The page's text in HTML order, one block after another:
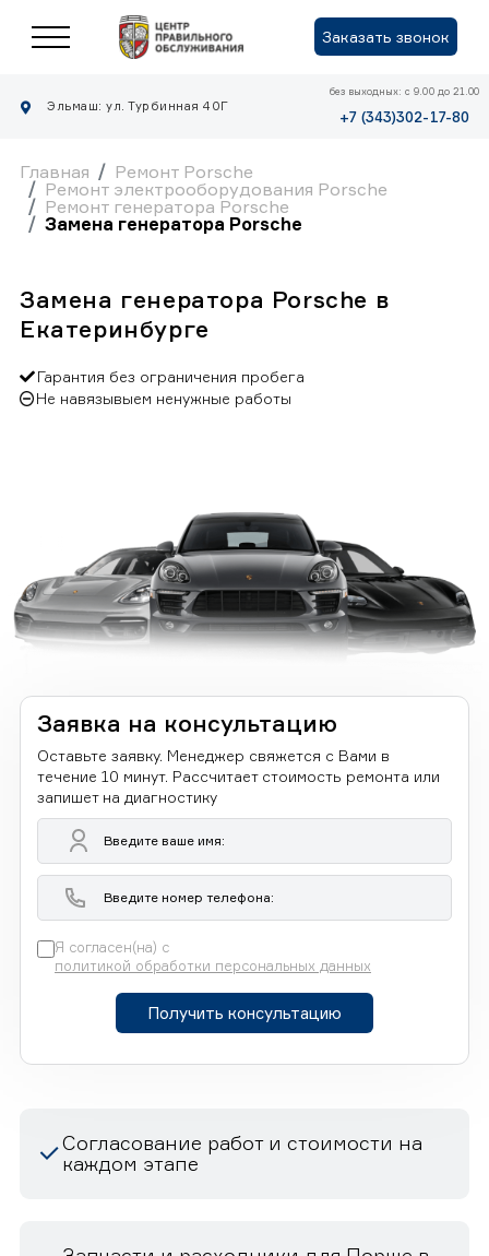
Заказать звонок
Эльмаш: ул. Турбинная 40Г
без выходных: с 9.00 до 21.00
+7 (343)302-17-80
Главная
Ремонт Porsche
Ремонт электрооборудования Porsche
Ремонт генератора Porsche
Замена генератора Porsche
Замена генератора Porsche в
Екатеринбурге
Гарантия без ограничения пробега
Не навязывыем ненужные работы
Заявка на консультацию
Оставьте заявку. Менеджер свяжется с Вами в
течение 10 минут. Рассчитает стоимость ремонта или
запишет на диагностику
Я согласен(на) с
политикой обработки персональных данных
Получить консультацию
Согласование работ и стоимости на
каждом этапе